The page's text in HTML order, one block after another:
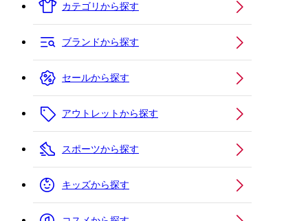
カテゴリから探す
ブランドから探す
セールから探す
アウトレットから探す
スポーツから探す
キッズから探す